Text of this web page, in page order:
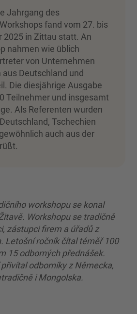
Jahrgang des
fand vom 27. bis
2025 in Zittau statt. An
nahmen wie üblich
von Unternehmen
aus Deutschland und
Die diesjährige Ausgabe
Teilnehmer und insgesamt
Als Referenten wurden
Tschechien
auch aus der
workshopu se konal
Workshopu se tradičně
zástupci firem a úřadů z
Letošní ročník čítal téměř 100
15 odborných přednášek.
odborníky z Německa,
i Mongolska.